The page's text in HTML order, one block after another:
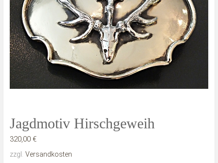
Jagdmotiv Hirschgeweih
320,00 €
zzgl. Versandkosten